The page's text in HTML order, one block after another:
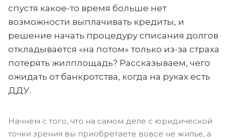
спустя какое-то время больше нет
возможности выплачивать кредиты, и
решение начать процедуру списания долгов
откладывается «на потом» только из-за страха
потерять жилплощадь? Рассказываем, чего
ожидать от банкротства, когда на руках есть
ДДУ.
Начнем с того, что на самом деле с юридической
точки зрения вы приобретаете вовсе не жилье, а